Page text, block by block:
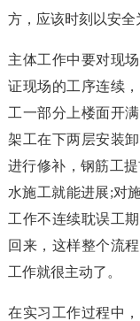
方，应该时刻以安全
主体工作中要对现
证现场的工序连续
工一部分上楼面开
架工在下两层安装
进行修补，钢筋工
水施工就能进展;对
工作不连续耽误工
回来，这样整个流
工作就很主动了。
在实习工作过程中